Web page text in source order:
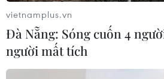
vietnamplus.vn
Đà Nẵng: Sóng cuốn 4
người mất tích